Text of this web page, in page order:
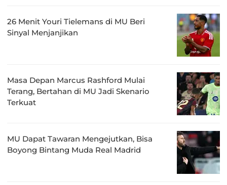
26 Menit Youri Tielemans di MU Beri
Sinyal Menjanjikan
Masa Depan Marcus Rashford Mulai
Terang, Bertahan di MU Jadi Skenario
Terkuat
MU Dapat Tawaran Mengejutkan, Bisa
Boyong Bintang Muda Real Madrid